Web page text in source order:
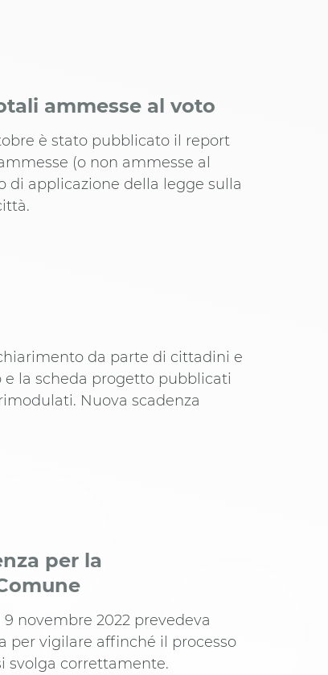
ammesse al voto
è stato pubblicato il report
(o non ammesse al
di applicazione della legge sulla
da parte di cittadini e
la scheda progetto pubblicati
Nuova scadenza
per la
novembre 2022 prevedeva
per vigilare affinché il processo
svolga correttamente.